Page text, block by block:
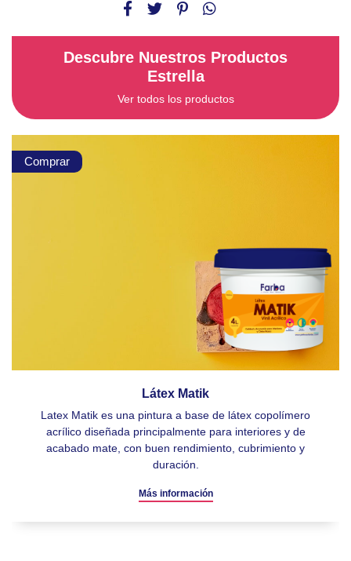
Descubre Nuestros Productos
Estrella
Ver todos los productos
Comprar
Látex Matik
Latex Matik es una pintura a base de látex copolímero
acrílico diseñada principalmente para interiores y de
acabado mate, con buen rendimiento, cubrimiento y
duración.
Más información